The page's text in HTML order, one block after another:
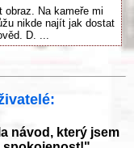
obraz. Na kameře mi
nikde najít jak dostat
D. ...
návod, který jsem